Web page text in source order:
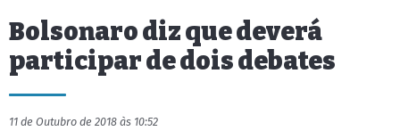
Bolsonaro diz que deverá
participar de dois debates
11 de Outubro de 2018 às 10:52